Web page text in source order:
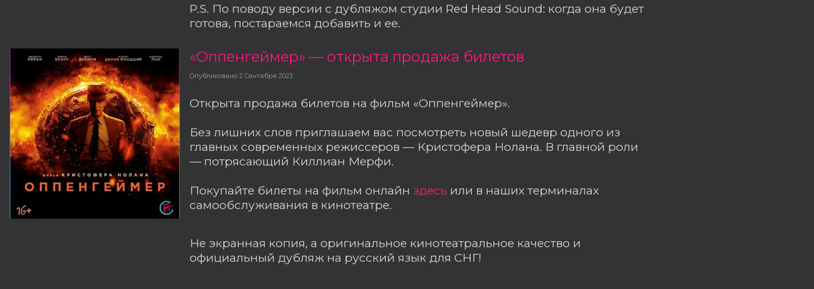
P.S. По поводу версии с дубляжом студии Red Head Sound: когда она будет
готова, постараемся добавить и ее.
«Оппенгеймер» — открыта продажа билетов
Опубликовано 2 Сентября 2023
Открыта продажа билетов на фильм «Оппенгеймер».
Без лишних слов приглашаем вас посмотреть новый шедевр одного из
главных современных режиссеров — Кристофера Нолана. В главной роли
— потрясающий Киллиан Мерфи.
Покупайте билеты на фильм онлайн здесь или в наших терминалах
самообслуживания в кинотеатре.
Не экранная копия, а оригинальное кинотеатральное качество и
официальный дубляж на русский язык для СНГ!